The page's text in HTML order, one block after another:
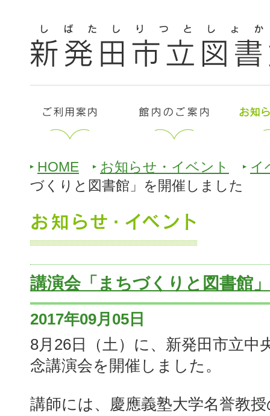
HOME お知らせ・イベント
イ
づくりと図書館」を開催しました
講演会「まちづくりと図書館
2017年09月05日
8月26日（土）に、新発田市立中
念講演会を開催しました。
講師には、慶應義塾大学名誉教